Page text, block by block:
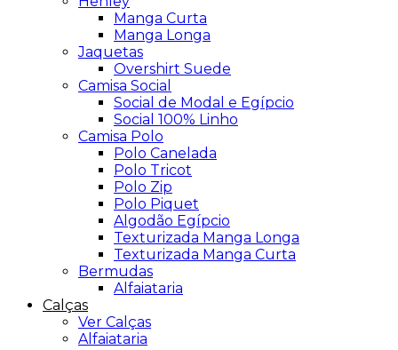
Manga Curta
Manga Longa
Jaquetas
Overshirt Suede
Camisa Social
Social de Modal e Egípcio
Social 100% Linho
Camisa Polo
Polo Canelada
Polo Tricot
Polo Zip
Polo Piquet
Algodão Egípcio
Texturizada Manga Longa
Texturizada Manga Curta
Bermudas
Alfaiataria
Calças
Ver Calças
Alfaiataria